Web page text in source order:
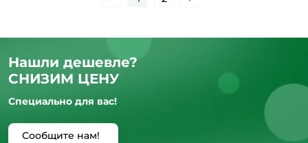
Нашли дешевле?
СНИЗИМ ЦЕНУ
Специально для вас!
Сообщите нам!